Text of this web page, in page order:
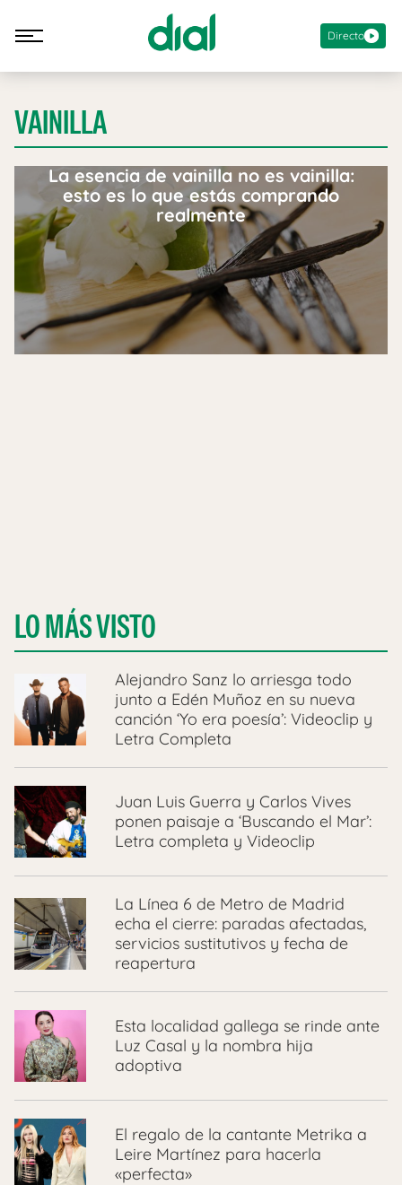
Directo
VAINILLA
La esencia de vainilla no es vainilla:
esto es lo que estás comprando
realmente
LO MÁS VISTO
Alejandro Sanz lo arriesga todo
junto a Edén Muñoz en su nueva
canción ‘Yo era poesía’: Videoclip y
Letra Completa
Juan Luis Guerra y Carlos Vives
ponen paisaje a ‘Buscando el Mar’:
Letra completa y Videoclip
La Línea 6 de Metro de Madrid
echa el cierre: paradas afectadas,
servicios sustitutivos y fecha de
reapertura
Esta localidad gallega se rinde ante
Luz Casal y la nombra hija
adoptiva
El regalo de la cantante Metrika a
Leire Martínez para hacerla
«perfecta»